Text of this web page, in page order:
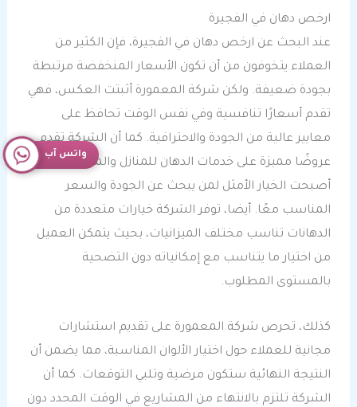
ارخص دهان في الفجيرة
عند البحث عن ارخص دهان في الفجيرة، فإن الكثير من
العملاء يتخوفون من أن تكون الأسعار المنخفضة مرتبطة
بجودة ضعيفة. ولكن شركة المعمورة أثبتت العكس، فهي
تقدم أسعارًا تنافسية وفي نفس الوقت تحافظ على
معايير عالية من الجودة والاحترافية. كما أن الشركة تقدم
عروضًا مميزة على خدمات الدهان للمنازل والمكاتب، لذلك
أصبحت الخيار الأمثل لمن يبحث عن الجودة والسعر
المناسب معًا. أيضا، توفر الشركة خيارات متعددة من
الدهانات تناسب مختلف الميزانيات، بحيث يتمكن العميل
من اختيار ما يتناسب مع إمكانياته دون التضحية
بالمستوى المطلوب.
كذلك، تحرص شركة المعمورة على تقديم استشارات
مجانية للعملاء حول اختيار الألوان المناسبة، مما يضمن أن
النتيجة النهائية ستكون مرضية وتلبي التوقعات. كما أن
الشركة تلتزم بالانتهاء من المشاريع في الوقت المحدد دون
واتس آب